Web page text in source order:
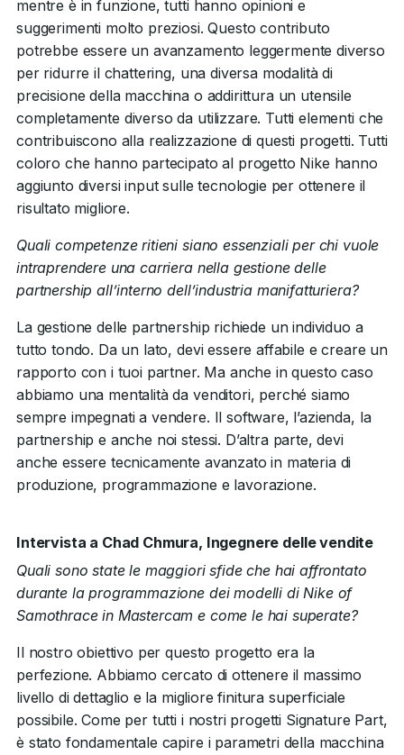
mentre è in funzione, tutti hanno opinioni e
suggerimenti molto preziosi. Questo contributo
potrebbe essere un avanzamento leggermente diverso
per ridurre il chattering, una diversa modalità di
precisione della macchina o addirittura un utensile
completamente diverso da utilizzare. Tutti elementi che
contribuiscono alla realizzazione di questi progetti. Tutti
coloro che hanno partecipato al progetto Nike hanno
aggiunto diversi input sulle tecnologie per ottenere il
risultato migliore.
Quali competenze ritieni siano essenziali per chi vuole
intraprendere una carriera nella gestione delle
partnership all’interno dell’industria manifatturiera?
La gestione delle partnership richiede un individuo a
tutto tondo. Da un lato, devi essere affabile e creare un
rapporto con i tuoi partner. Ma anche in questo caso
abbiamo una mentalità da venditori, perché siamo
sempre impegnati a vendere. Il software, l’azienda, la
partnership e anche noi stessi. D’altra parte, devi
anche essere tecnicamente avanzato in materia di
produzione, programmazione e lavorazione.
Intervista a Chad Chmura, Ingegnere delle vendite
Quali sono state le maggiori sfide che hai affrontato
durante la programmazione dei modelli di Nike of
Samothrace in Mastercam e come le hai superate?
Il nostro obiettivo per questo progetto era la
perfezione. Abbiamo cercato di ottenere il massimo
livello di dettaglio e la migliore finitura superficiale
possibile. Come per tutti i nostri progetti Signature Part,
è stato fondamentale capire i parametri della macchina